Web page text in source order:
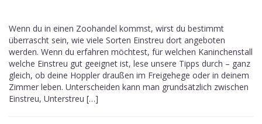
Wenn du in einen Zoohandel kommst, wirst du bestimmt
überrascht sein, wie viele Sorten Einstreu dort angeboten
werden. Wenn du erfahren möchtest, für welchen Kaninchenstall
welche Einstreu gut geeignet ist, lese unsere Tipps durch – ganz
gleich, ob deine Hoppler draußen im Freigehege oder in deinem
Zimmer leben. Unterscheiden kann man grundsätzlich zwischen
Einstreu, Unterstreu […]